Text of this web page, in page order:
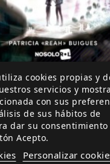
Amor De Otro Mundo
COMPRAR FÍSICO
49,99 €
cookies propias y
servicios y
con sus
de sus hábitos de
dar su
Acepto.
Personalizar